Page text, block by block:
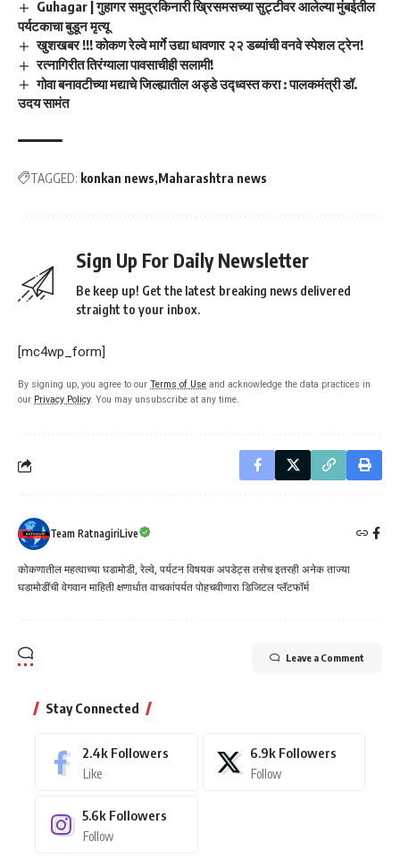
Guhagar | गुहागर समुद्रकिनारी ख्रिसमसच्या सुट्टीवर आलेल्या मुंबईतील
पर्यटकाचा बुडून मृत्यू
खुशखबर !!! कोकण रेल्वे मार्गे उद्या धावणार २२ डब्यांची वनवे स्पेशल ट्रेन!
रत्नागिरीत तिरंग्याला पावसाचीही सलामी!
गोवा बनावटीच्या मद्याचे जिल्ह्यातील अड्डे उद्ध्वस्त करा : पालकमंत्री डॉ.
उदय सामंत
TAGGED: konkan news Maharashtra news
Sign Up For Daily Newsletter
Be keep up! Get the latest breaking news delivered
straight to your inbox.
[mc4wp_form]
By signing up, you agree to our Terms of Use and acknowledge the data practices in
our Privacy Policy. You may unsubscribe at any time.
Team RatnagiriLive
कोकणातील महत्वाच्या घडामोडी, रेल्वे, पर्यटन विषयक अपडेट्स तसेच इतरही अनेक ताज्या
घडामोडींची वेगवान माहिती क्षणार्धात वाचकांपर्यत पोहचवीणारा डिजिटल प्लॅटफॉर्म
Leave a Comment
Stay Connected
2.4k Followers
Like
6.9k Followers
Follow
5.6k Followers
Follow